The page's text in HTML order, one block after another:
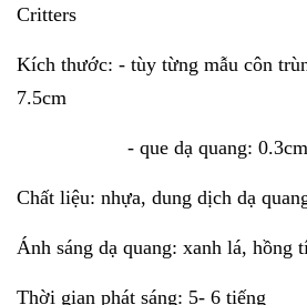
Critters
Kích thước: - tùy từng mẫu côn
7.5cm
- que dạ quang: 0.3cm
Chất liệu: nhựa, dung dịch dạ
Ánh sáng dạ quang: xanh lá, hồng
Thời gian phát sáng: 5- 6 tiếng